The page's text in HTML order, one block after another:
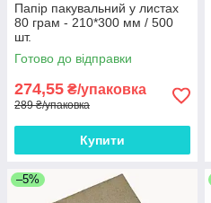
Папір пакувальний у листах
80 грам - 210*300 мм / 500
шт.
Готово до відправки
274,55 ₴/упаковка
289 ₴/упаковка
Купити
–5%